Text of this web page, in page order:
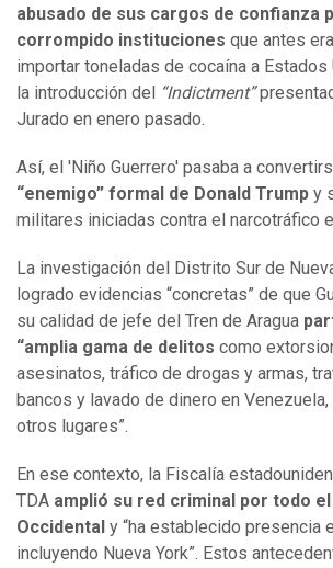
abusado de sus cargos de confianza
corrompido instituciones que antes
importar toneladas de cocaína a Estados
la introducción del
“Indictment”
Jurado en enero pasado.
Así, el 'Niño Guerrero' pasaba a
“enemigo” formal de Donald Trump y
militares iniciadas contra el narcotráfico
La investigación del Distrito Sur de
logrado evidencias “concretas” de que
su calidad de jefe del Tren de Aragua
“amplia gama de delitos como
asesinatos, tráfico de drogas y armas,
bancos y lavado de dinero en
otros lugares”.
En ese contexto, la Fiscalía
TDA amplió su red criminal por todo
Occidental y “ha establecido presencia
incluyendo Nueva York”. Estos